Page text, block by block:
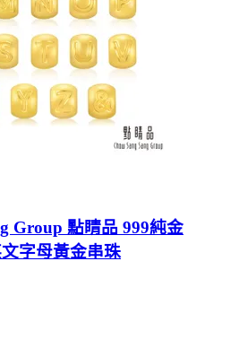
Group 點睛品 999純金
字母黃金串珠